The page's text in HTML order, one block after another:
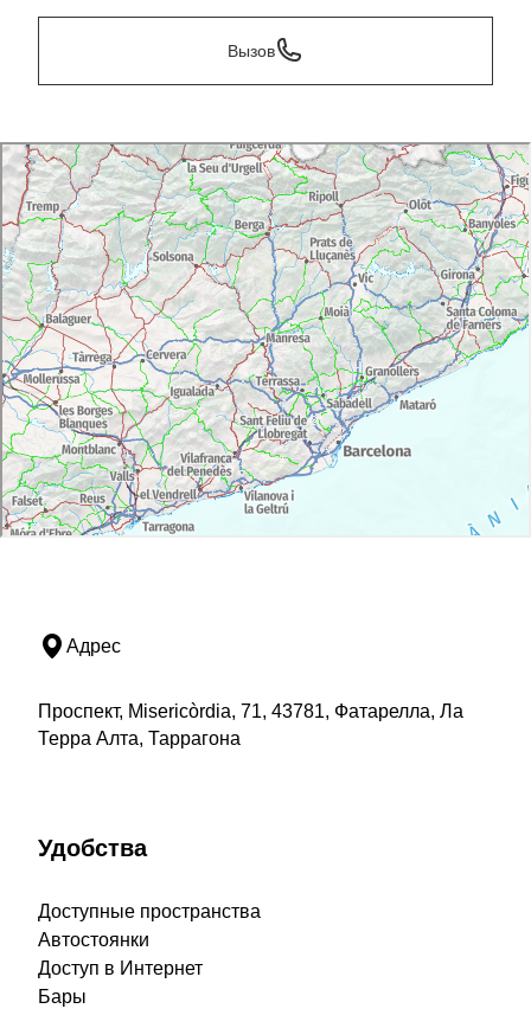
Вызов
Адрес
Проспект, Misericòrdia, 71, 43781, Фатарелла, Ла
Терра Алта, Таррагона
Удобства
Доступные пространства
Автостоянки
Доступ в Интернет
Бары